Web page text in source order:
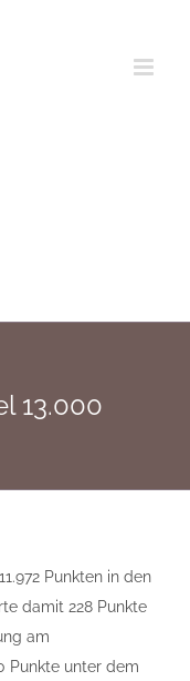
13.000
Punkten in den
damit 228 Punkte
am
Punkte unter dem